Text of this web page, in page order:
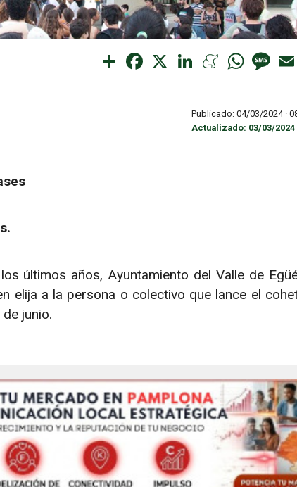
Share Facebook LinkedInMeneameWhatsApp
Publicado: 04/03/2024 ·
Actualizado: 03/03/2024
últimos años, Ayuntamiento del Valle de
elija a la persona o colectivo que lance el
junio.